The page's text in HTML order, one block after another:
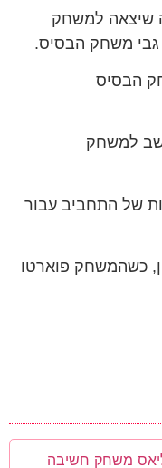
שיצאה למשחק
גבי משחק הבסיס.
הבסיס
למשחק
של התחביב עבור
כשהמשחק פוארטו